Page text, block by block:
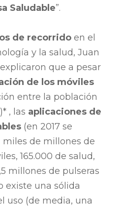
Saludable”.
de recorridoen el
y la salud, Juan
que a pesar
de los móviles
entre la población
, las aplicaciones de
(en 2017 se
miles de millones de
165.000 de salud,
millones de pulseras
existe una sólida
uso (de media, una